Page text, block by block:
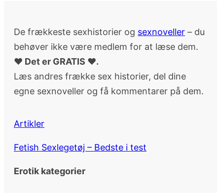
De frækkeste sexhistorier og sexnoveller – du
behøver ikke være medlem for at læse dem.
♥ Det er GRATIS ♥.
Læs andres frække sex historier, del dine
egne sexnoveller og få kommentarer på dem.
Artikler
Fetish Sexlegetøj – Bedste i test
Erotik kategorier